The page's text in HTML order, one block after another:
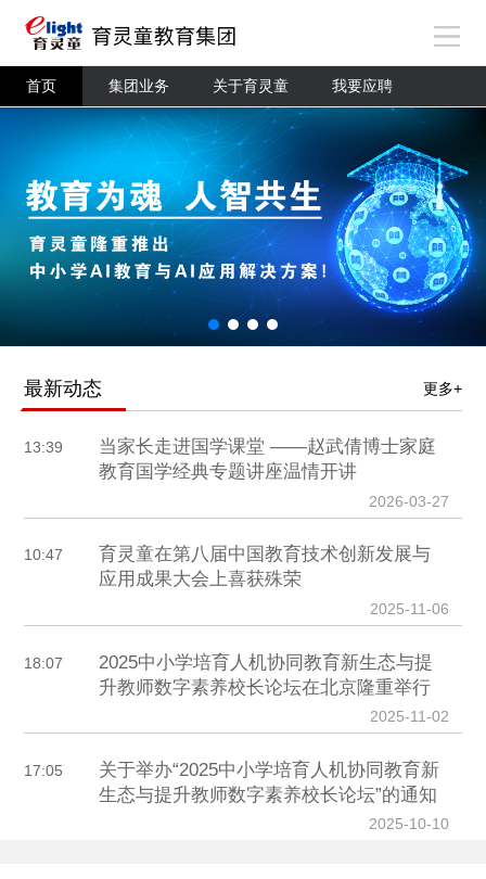
首页 集团业务 关于育灵童 我要应聘
最新动态 更多+
13:39
当家长走进国学课堂 ——赵武倩博士家庭
教育国学经典专题讲座温情开讲
2026-03-27
10:47
育灵童在第八届中国教育技术创新发展与
应用成果大会上喜获殊荣
2025-11-06
18:07
2025中小学培育人机协同教育新生态与提
升教师数字素养校长论坛在北京隆重举行
2025-11-02
17:05
关于举办“2025中小学培育人机协同教育新
生态与提升教师数字素养校长论坛”的通知
2025-10-10